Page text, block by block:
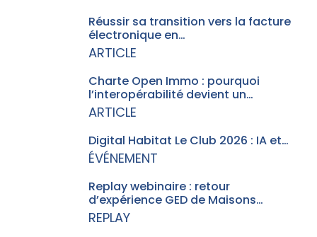
Réussir sa transition vers la facture
électronique en…
ARTICLE
Charte Open Immo : pourquoi
l’interopérabilité devient un…
ARTICLE
Digital Habitat Le Club 2026 : IA et…
ÉVÉNEMENT
Replay webinaire : retour
d’expérience GED de Maisons…
REPLAY